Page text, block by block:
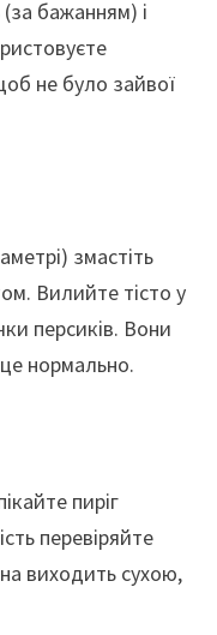
бажанням) і
не було зайвої
змастіть
Вилийте тісто у
персиків. Вони
нормально.
пиріг
перевіряйте
виходить сухою,